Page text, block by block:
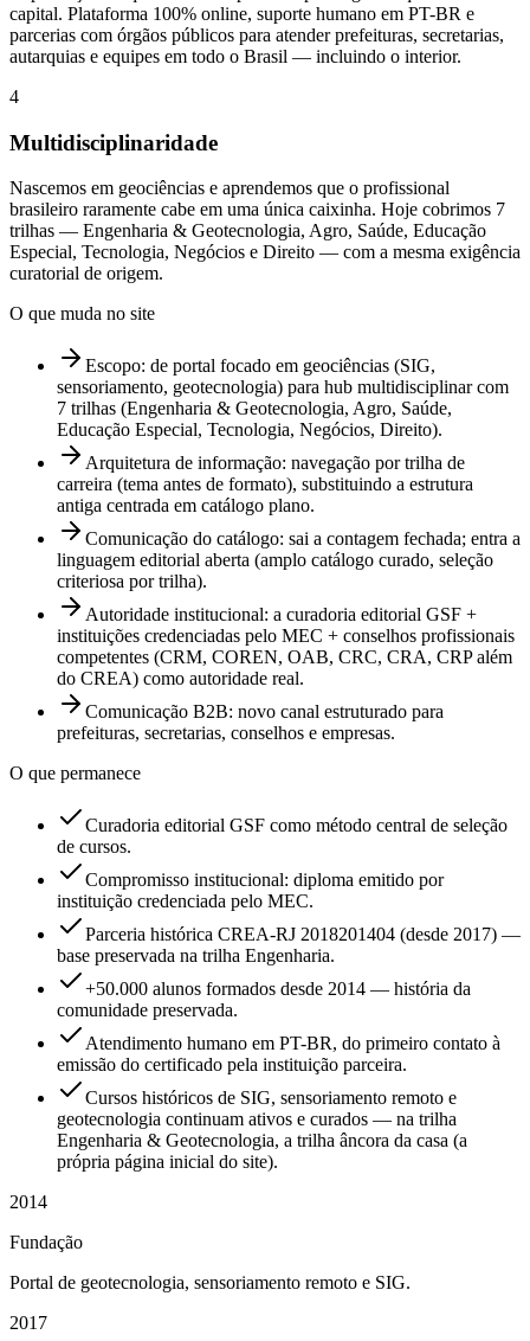
capital. Plataforma 100% online, suporte humano em PT-BR e
parcerias com órgãos públicos para atender prefeituras, secretarias,
autarquias e equipes em todo o Brasil — incluindo o interior.
4
Multidisciplinaridade
Nascemos em geociências e aprendemos que o profissional
brasileiro raramente cabe em uma única caixinha. Hoje cobrimos 7
trilhas — Engenharia & Geotecnologia, Agro, Saúde, Educação
Especial, Tecnologia, Negócios e Direito — com a mesma exigência
curatorial de origem.
O que muda no site
Escopo: de portal focado em geociências (SIG,
sensoriamento, geotecnologia) para hub multidisciplinar com
7 trilhas (Engenharia & Geotecnologia, Agro, Saúde,
Educação Especial, Tecnologia, Negócios, Direito).
Arquitetura de informação: navegação por trilha de
carreira (tema antes de formato), substituindo a estrutura
antiga centrada em catálogo plano.
Comunicação do catálogo: sai a contagem fechada; entra a
linguagem editorial aberta (amplo catálogo curado, seleção
criteriosa por trilha).
Autoridade institucional: a curadoria editorial GSF +
instituições credenciadas pelo MEC + conselhos profissionais
competentes (CRM, COREN, OAB, CRC, CRA, CRP além
do CREA) como autoridade real.
Comunicação B2B: novo canal estruturado para
prefeituras, secretarias, conselhos e empresas.
O que permanece
Curadoria editorial GSF como método central de seleção
de cursos.
Compromisso institucional: diploma emitido por
instituição credenciada pelo MEC.
Parceria histórica CREA-RJ 2018201404 (desde 2017) —
base preservada na trilha Engenharia.
+50.000 alunos formados desde 2014 — história da
comunidade preservada.
Atendimento humano em PT-BR, do primeiro contato à
emissão do certificado pela instituição parceira.
Cursos históricos de SIG, sensoriamento remoto e
geotecnologia continuam ativos e curados — na trilha
Engenharia & Geotecnologia, a trilha âncora da casa (a
própria página inicial do site).
2014
Fundação
Portal de geotecnologia, sensoriamento remoto e SIG.
2017